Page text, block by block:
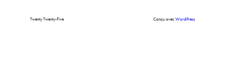
Twenty Twenty-Five Conçu avecWordPress